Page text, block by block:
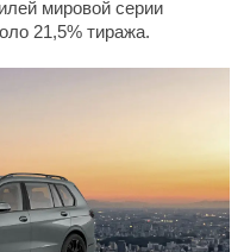
мировой серии
21,5% тиража.